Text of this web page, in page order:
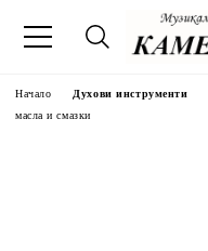
Начало Духови инструменти
масла и смазки